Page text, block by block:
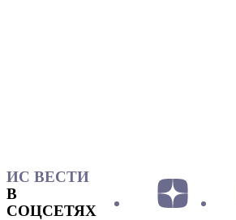
ИС ВЕСТИ
В
СОЦСЕТЯХ